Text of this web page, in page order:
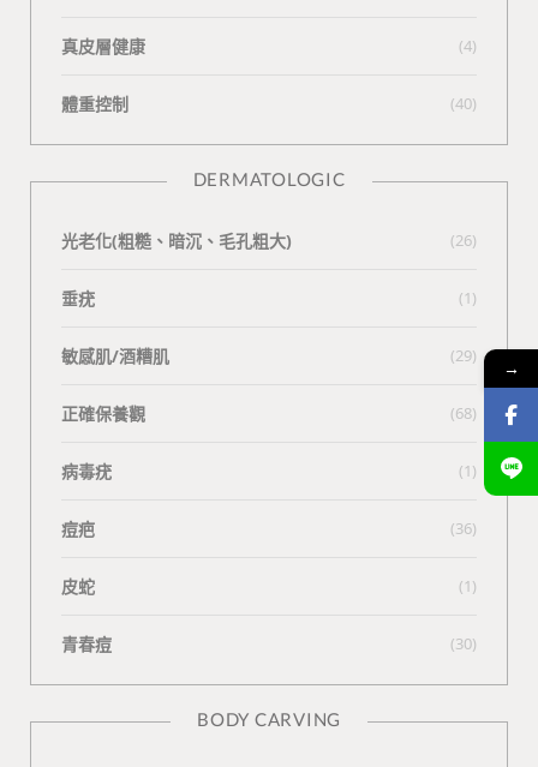
真皮層健康 (4)
體重控制 (40)
DERMATOLOGIC
光老化(粗糙、暗沉、毛孔粗大) (26)
垂疣 (1)
敏感肌/酒糟肌 (29)
正確保養觀 (68)
病毒疣 (1)
痘疤 (36)
皮蛇 (1)
青春痘 (30)
BODY CARVING
→